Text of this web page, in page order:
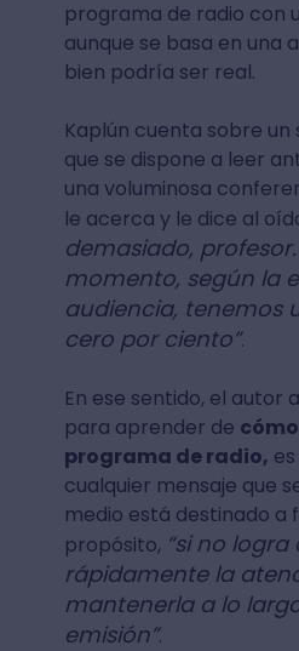
programa de radio con
aunque se basa en una
bien podría ser real.
Kaplún cuenta sobre
que se dispone a leer
una voluminosa
le acerca y le dice al
demasiado, profesor.
momento, según la
audiencia, tenemos
cero por ciento”.
En ese sentido, el autor
para aprender de
programa de radio,
cualquier mensaje que
medio está destinado a
propósito, “si no
rápidamente la
mantenerla a lo
emisión”.